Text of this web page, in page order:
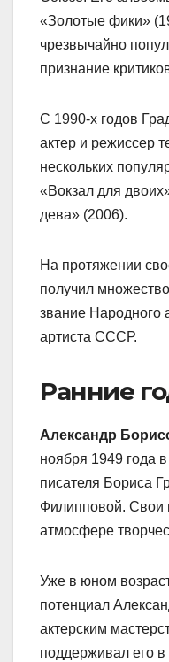
«Золотые фики»
чрезвычайно
признание
С 1990-х годов
актер и режиссер
нескольких
«Вокзал для
дева» (2006).
На протяжении
получил
звание Народного
артиста СССР.
Ранние
Александр
ноября 1949 года
писателя Бориса
Филипповой. Свои
атмосфере
Уже в юном
потенциал
актерским
поддерживал его